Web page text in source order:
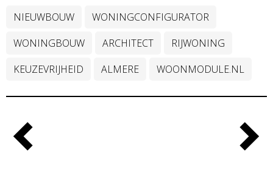
NIEUWBOUW
WONINGCONFIGURATOR
WONINGBOUW
ARCHITECT
RIJWONING
KEUZEVRIJHEID
ALMERE WOONMODULE.NL